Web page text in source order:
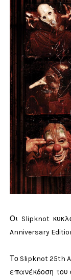
Οι Slipknot
Anniversary
Το Slipknot 25th
επανέκδοση του